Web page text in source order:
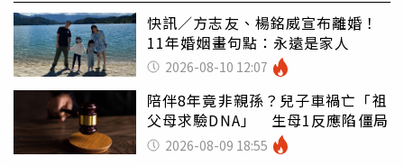
快訊／方志友、楊銘威宣布離婚！
11年婚姻畫句點：永遠是家人
2026-08-10 12:07
陪伴8年竟非親孫？兒子車禍亡「祖
父母求驗DNA」 生母1反應陷僵局
2026-08-09 18:55